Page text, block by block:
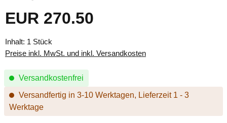
Regulärer Preis:
EUR 270.50
Inhalt: 1 Stück
Preise inkl. MwSt. und inkl. Versandkosten
Versandkostenfrei
Versandfertig in 3-10 Werktagen, Lieferzeit 1 - 3
Werktage